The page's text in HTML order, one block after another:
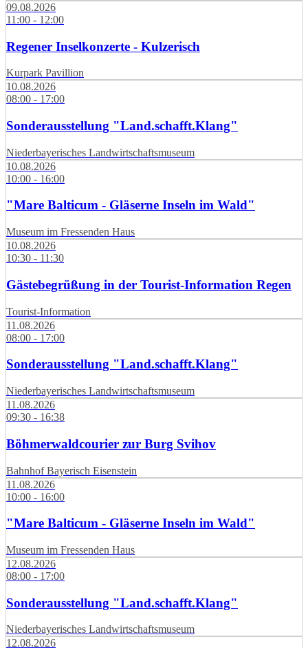
09.08.2026
11:00 - 12:00
Regener Inselkonzerte - Kulzerisch
Kurpark Pavillion
10.08.2026
08:00 - 17:00
Sonderausstellung "Land.schafft.Klang"
Niederbayerisches Landwirtschaftsmuseum
10.08.2026
10:00 - 16:00
"Mare Balticum - Gläserne Inseln im Wald"
Museum im Fressenden Haus
10.08.2026
10:30 - 11:30
Gästebegrüßung in der Tourist-Information Regen
Tourist-Information
11.08.2026
08:00 - 17:00
Sonderausstellung "Land.schafft.Klang"
Niederbayerisches Landwirtschaftsmuseum
11.08.2026
09:30 - 16:38
Böhmerwaldcourier zur Burg Svihov
Bahnhof Bayerisch Eisenstein
11.08.2026
10:00 - 16:00
"Mare Balticum - Gläserne Inseln im Wald"
Museum im Fressenden Haus
12.08.2026
08:00 - 17:00
Sonderausstellung "Land.schafft.Klang"
Niederbayerisches Landwirtschaftsmuseum
12.08.2026